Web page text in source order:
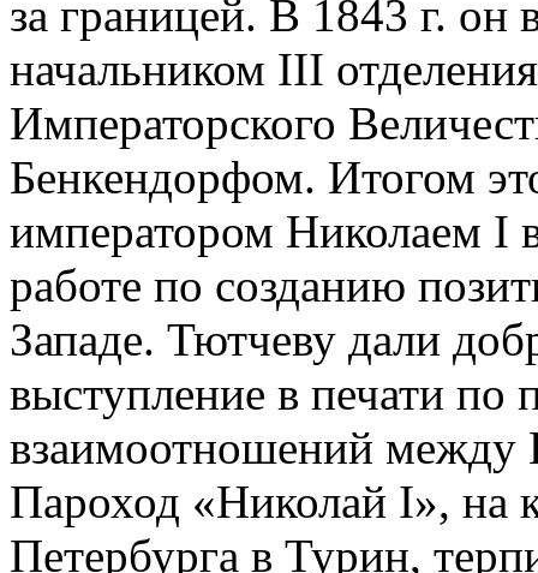
за границей. В 1843 г. он
начальником III
Императорского
Бенкендорфом. Итогом
императором Николаем I
работе по созданию
Западе. Тютчеву дали
выступление в печати
взаимоотношений между
Пароход «Николай I», на
Петербурга в Турин,